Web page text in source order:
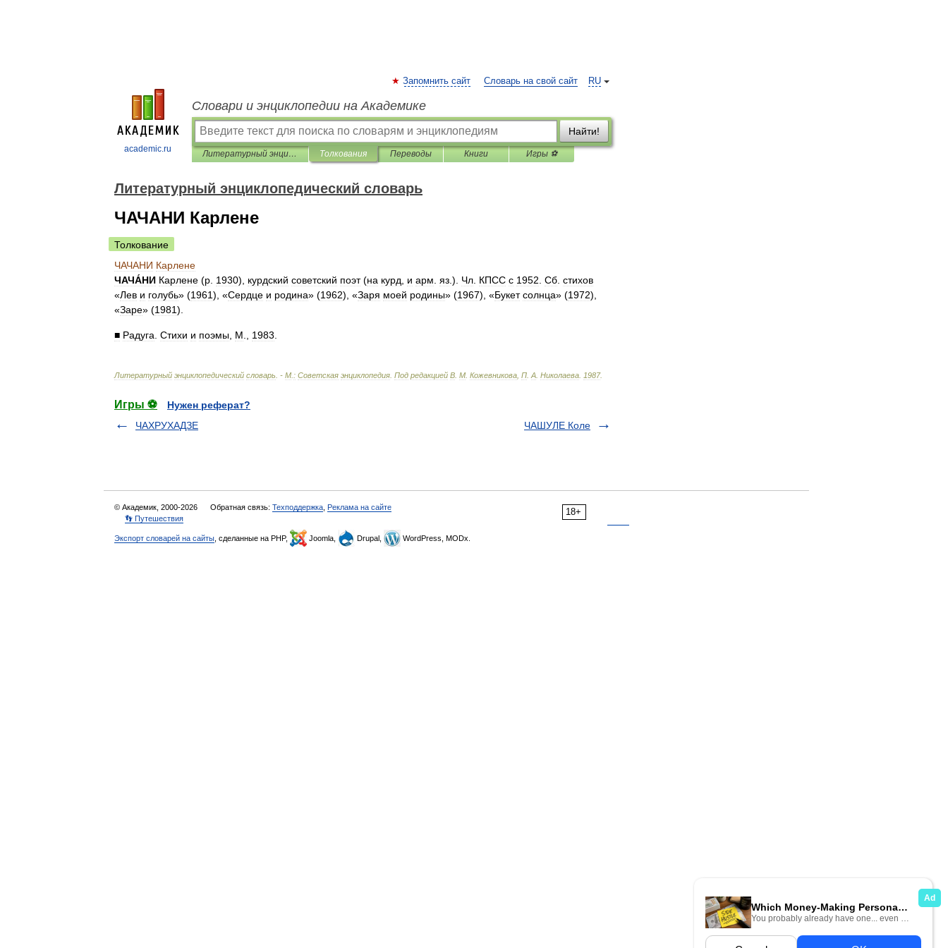
academic.ru
RU
Запомнить сайт Словарь на свой сайт
Словари и энциклопедии на Академике
Найти!
Литературный энциклопедический словарь Толкования Переводы Книги Игры ⚽
Литературный энциклопедический словарь
ЧАЧАНИ Карлене
Толкование
ЧАЧАНИ Карлене
ЧАЧА́НИ Карлене (р 1930), курдский советский поэт(на курд и арм яз .). Чл КПСС с 1952 Сб стихов
«Лев и голубь» (1961), «Сердце и родина» (1962), «Заря моей родины» (1967), «Букет солнца» (1972),
«Заре» (1981).
■ Радуга Стихи и поэмы М 1983
Литературный энциклопедический словарь . - М : Советская энциклопедия Под редакцией В М Кожевникова П А Николаева 1987.
Игры ⚽
Нужен реферат?
ЧАХРУХАДЗЕ
ЧАШУЛЕ Коле
18+
© Академик, 2000-2026 Обратная связь: Техподдержка Реклама на сайте
👣 Путешествия
Экспорт словарей на сайты , сделанные на PHP, Joomla, Drupal, WordPress, MODx.